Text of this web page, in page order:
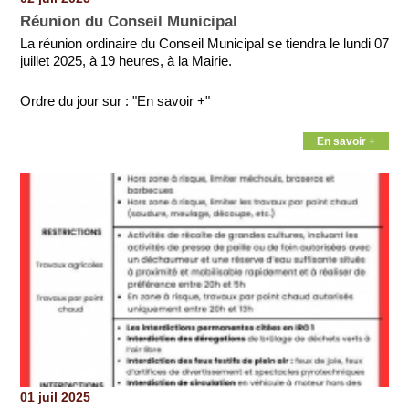
Réunion du Conseil Municipal
La réunion ordinaire du Conseil Municipal se tiendra le lundi 07
juillet 2025, à 19 heures, à la Mairie.
Ordre du jour sur : "En savoir +"
En savoir +
01 juil 2025